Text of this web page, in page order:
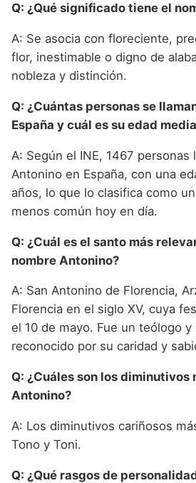
Q: ¿Qué significado tiene el
A: Se asocia con floreciente,
flor, inestimable o digno de
nobleza y distinción.
Q: ¿Cuántas personas se
España y cuál es su edad
A: Según el INE, 1467 personas
Antonino en España, con una
años, lo que lo clasifica como
menos común hoy en día.
Q: ¿Cuál es el santo más
nombre Antonino?
A: San Antonino de Florencia,
Florencia en el siglo XV, cuya
el 10 de mayo. Fue un teólogo y
reconocido por su caridad y
Q: ¿Cuáles son los diminutivos
Antonino?
A: Los diminutivos cariñosos
Tono y Toni.
Q: ¿Qué rasgos de